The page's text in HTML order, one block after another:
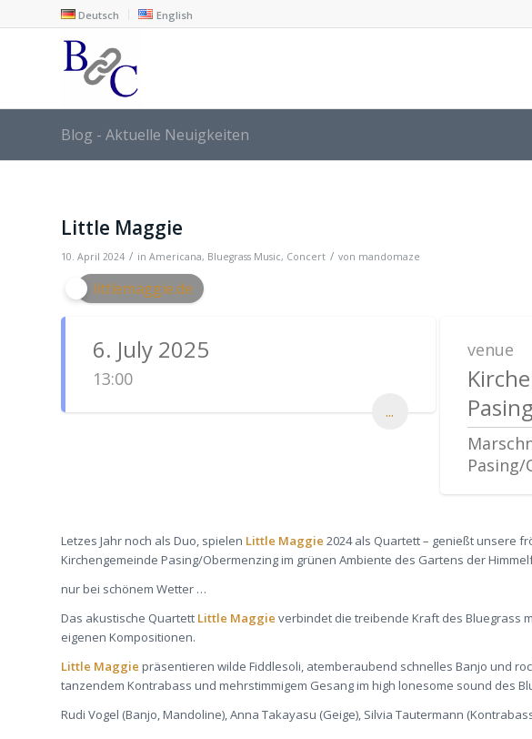
Deutsch English
Blog - Aktuelle Neuigkeiten
Little Maggie
10. April 2024 / in Americana, Bluegrass Music, Concert / von mandomaze
littlemaggie.de
6. July 2025
13:00
...
venue
Letzes Jahr noch als Duo, spielen Little Maggie 2024 als Quartett – genießt unsere
Kirchengemeinde Pasing/Obermenzing im grünen Ambiente des Gartens der
nur bei schönem Wetter …
Das akustische Quartett Little Maggie verbindet die treibende Kraft des Bluegrass
eigenen Kompositionen.
Little Maggie präsentieren wilde Fiddlesoli, atemberaubend schnelles Banjo und
tanzendem Kontrabass und mehrstimmigem Gesang im high lonesome sound des
Rudi Vogel (Banjo, Mandoline), Anna Takayasu (Geige), Silvia Tautermann